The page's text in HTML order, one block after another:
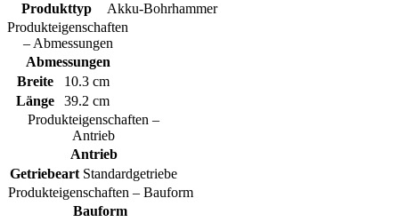
Produkttyp
Akku-Bohrhammer
Produkteigenschaften
– Abmessungen
Abmessungen
Breite
10.3 cm
Länge
39.2 cm
Produkteigenschaften –
Antrieb
Antrieb
Getriebeart Standardgetriebe
Produkteigenschaften – Bauform
Bauform